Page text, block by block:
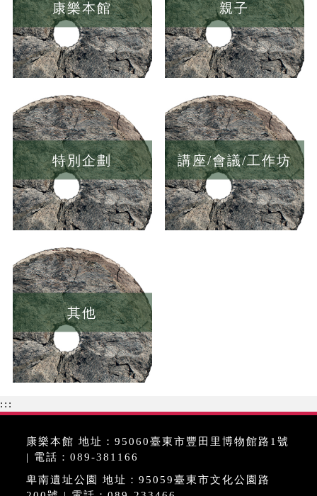
康樂本館 親子
特別企劃 講座/會議/工作坊
其他
:::
康樂本館 地址：95060臺東市豐田里博物館路1號
| 電話：089-381166
卑南遺址公園 地址：95059臺東市文化公園路